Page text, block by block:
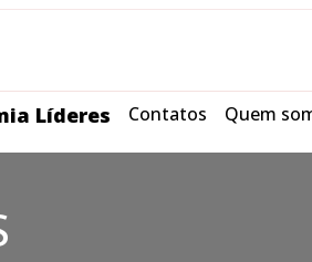
Líderes Contatos Quem